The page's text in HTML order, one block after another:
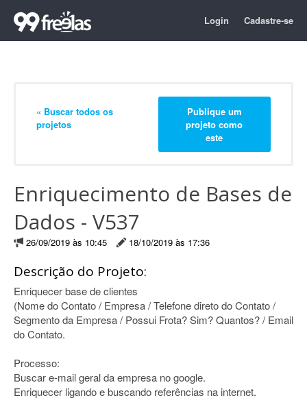
Login Cadastre-se
« Buscar todos os
projetos
Publique um
projeto como
este
Enriquecimento de Bases de
Dados - V537
26/09/2019 às 10:45 18/10/2019 às 17:36
Descrição do Projeto:
Enriquecer base de clientes
(Nome do Contato / Empresa / Telefone direto do Contato /
Segmento da Empresa / Possui Frota? Sim? Quantos? / Email
do Contato.
Processo:
Buscar e-mail geral da empresa no google.
Enriquecer ligando e buscando referências na internet.